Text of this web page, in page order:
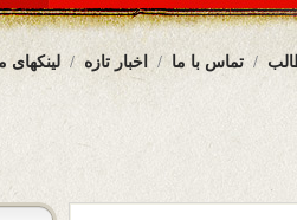
لینکهای اخبار تازه تماس با ما